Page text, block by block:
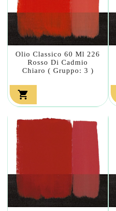
Olio Classico 60 Ml 226
Rosso Di Cadmio
Chiaro ( Gruppo: 3 )
